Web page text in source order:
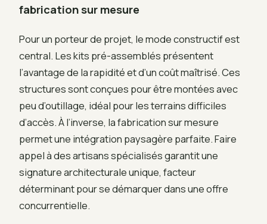
fabrication sur mesure
Pour un porteur de projet, le mode constructif est
central. Les kits pré-assemblés présentent
l’avantage de la rapidité et d’un coût maîtrisé. Ces
structures sont conçues pour être montées avec
peu d’outillage, idéal pour les terrains difficiles
d’accès. À l’inverse, la fabrication sur mesure
permet une intégration paysagère parfaite. Faire
appel à des artisans spécialisés garantit une
signature architecturale unique, facteur
déterminant pour se démarquer dans une offre
concurrentielle.